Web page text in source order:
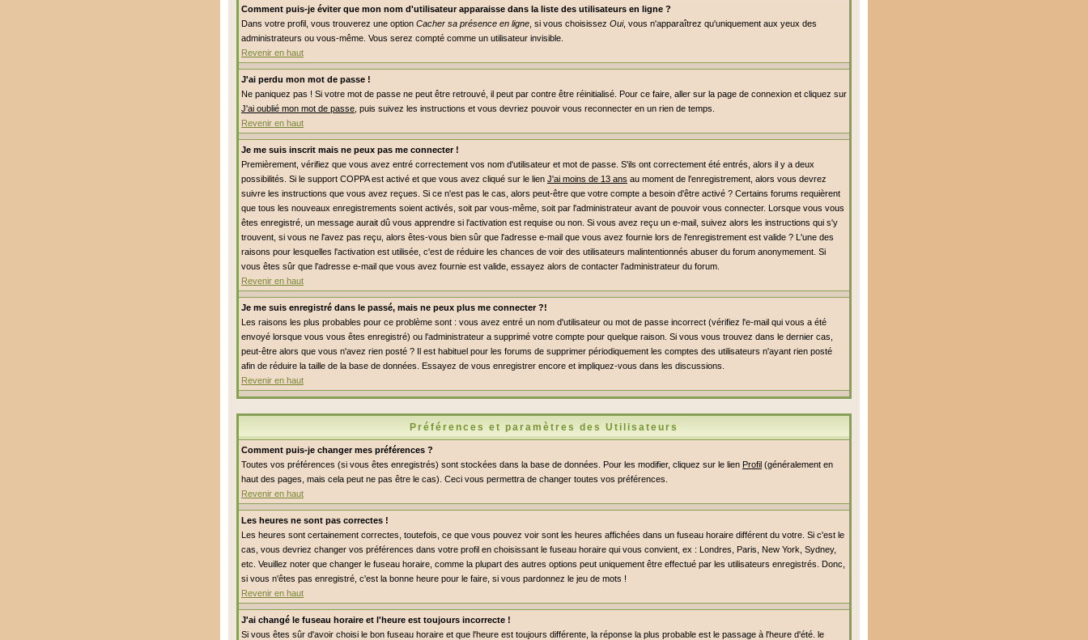
Comment puis-je éviter que mon nom d'utilisateur apparaisse dans la liste des utilisateurs en ligne ?
Dans votre profil, vous trouverez une option Cacher sa présence en ligne , si vous choisissez Oui, vous n'apparaîtrez qu'uniquement aux yeux des
administrateurs ou vous-même. Vous serez compté comme un utilisateur invisible.
Revenir en haut
J'ai perdu mon mot de passe !
Ne paniquez pas ! Si votre mot de passe ne peut être retrouvé, il peut par contre être réinitialisé. Pour ce faire, aller sur la page de connexion et cliquez sur
J'ai oublié mon mot de passe , puis suivez les instructions et vous devriez pouvoir vous reconnecter en un rien de temps.
Revenir en haut
Je me suis inscrit mais ne peux pas me connecter !
Premièrement, vérifiez que vous avez entré correctement vos nom d'utilisateur et mot de passe. S'ils ont correctement été entrés, alors il y a deux
possibilités. Si le support COPPA est activé et que vous avez cliqué sur le lien J'ai moins de 13 ans au moment de l'enregistrement, alors vous devrez
suivre les instructions que vous avez reçues. Si ce n'est pas le cas, alors peut-être que votre compte a besoin d'être activé ? Certains forums requièrent
que tous les nouveaux enregistrements soient activés, soit par vous-même, soit par l'administrateur avant de pouvoir vous connecter. Lorsque vous vous
êtes enregistré, un message aurait dû vous apprendre si l'activation est requise ou non. Si vous avez reçu un e-mail, suivez alors les instructions qui s'y
trouvent, si vous ne l'avez pas reçu, alors êtes-vous bien sûr que l'adresse e-mail que vous avez fournie lors de l'enregistrement est valide ? L'une des
raisons pour lesquelles l'activation est utilisée, c'est de réduire les chances de voir des utilisateurs malintentionnés abuser du forum anonymement. Si
vous êtes sûr que l'adresse e-mail que vous avez fournie est valide, essayez alors de contacter l'administrateur du forum.
Revenir en haut
Je me suis enregistré dans le passé, mais ne peux plus me connecter ?!
Les raisons les plus probables pour ce problème sont : vous avez entré un nom d'utilisateur ou mot de passe incorrect (vérifiez l'e-mail qui vous a été
envoyé lorsque vous vous êtes enregistré) ou l'administrateur a supprimé votre compte pour quelque raison. Si vous vous trouvez dans le dernier cas,
peut-être alors que vous n'avez rien posté ? Il est habituel pour les forums de supprimer périodiquement les comptes des utilisateurs n'ayant rien posté
afin de réduire la taille de la base de données. Essayez de vous enregistrer encore et impliquez-vous dans les discussions.
Revenir en haut
Préférences et paramètres des Utilisateurs
Comment puis-je changer mes préférences ?
Toutes vos préférences (si vous êtes enregistrés) sont stockées dans la base de données. Pour les modifier, cliquez sur le lien Profil (généralement en
haut des pages, mais cela peut ne pas être le cas). Ceci vous permettra de changer toutes vos préférences.
Revenir en haut
Les heures ne sont pas correctes !
Les heures sont certainement correctes, toutefois, ce que vous pouvez voir sont les heures affichées dans un fuseau horaire différent du votre. Si c'est le
cas, vous devriez changer vos préférences dans votre profil en choisissant le fuseau horaire qui vous convient, ex : Londres, Paris, New York, Sydney,
etc. Veuillez noter que changer le fuseau horaire, comme la plupart des autres options peut uniquement être effectué par les utilisateurs enregistrés. Donc,
si vous n'êtes pas enregistré, c'est la bonne heure pour le faire, si vous pardonnez le jeu de mots !
Revenir en haut
J'ai changé le fuseau horaire et l'heure est toujours incorrecte !
Si vous êtes sûr d'avoir choisi le bon fuseau horaire et que l'heure est toujours différente, la réponse la plus probable est le passage à l'heure d'été. le